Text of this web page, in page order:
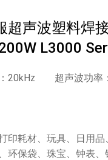
超声波塑料焊
L3000
20kHz 超声波功率
印耗材、玩具、日用
环保袋、珠宝、钟表